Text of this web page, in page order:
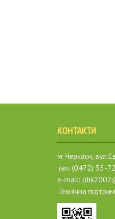
КОНТАКТИ
м. Черкаси,
тел. (0472) 35-
e-mail:
Технічна